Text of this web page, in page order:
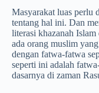
Masyarakat luas perlu
tentang hal ini. Dan
literasi khazanah Islam
ada orang muslim
dengan fatwa-fatwa
seperti ini adalah
dasarnya di zaman